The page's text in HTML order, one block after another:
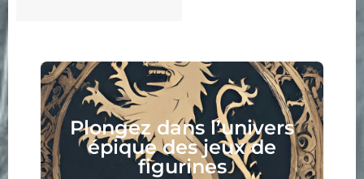
Plongez dans l’univers
épique des jeux de
figurines